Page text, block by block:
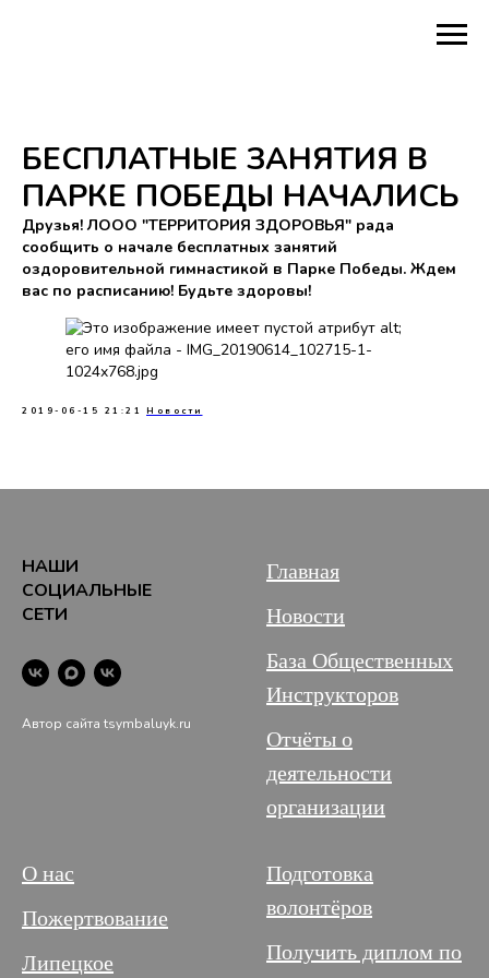
БЕСПЛАТНЫЕ ЗАНЯТИЯ В
ПАРКЕ ПОБЕДЫ НАЧАЛИСЬ
Друзья! ЛООО "ТЕРРИТОРИЯ ЗДОРОВЬЯ" рада
сообщить о начале бесплатных занятий
оздоровительной гимнастикой в Парке Победы. Ждем
вас по расписанию! Будьте здоровы!
2019-06-15 21:21 Новости
НАШИ
СОЦИАЛЬНЫЕ
СЕТИ
Автор сайта tsymbaluyk.ru
Главная
Новости
База Общественных
Инструкторов
Отчёты о
деятельности
организации
О нас
Пожертвование
Липецкое
Подготовка
волонтёров
Получить диплом по